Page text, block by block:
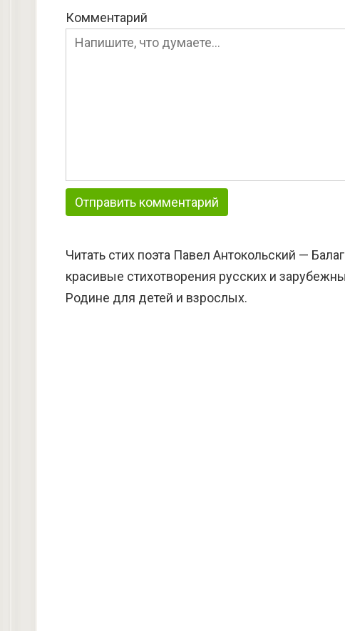
Комментарий
Читать стих поэта Павел Антокольский —
красивые стихотворения русских и
Родине для детей и взрослых.